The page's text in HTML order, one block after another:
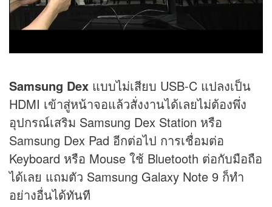
Samsung Dex แบบไม่เสียบ USB-C แปลงเป็น
HDMI เข้าสู่หน้าจอแล้วสั่งงานได้เลยไม่ต้องพึ่ง
อุปกรณ์เสริม Samsung Dex Station หรือ
Samsung Dex Pad อีกต่อไป การเชื่อมต่อ
Keyboard หรือ Mouse ใช้ Bluetooth ต่อกับมือถือ
ได้เลย แถมตัว Samsung Galaxy Note 9 ก็ทำ
อย่างอื่นได้ทันที